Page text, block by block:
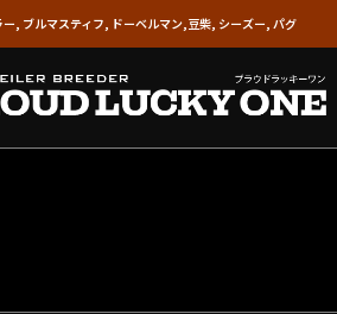
ー, ブルマスティフ, ドーベルマン,豆柴, シーズー, パグ